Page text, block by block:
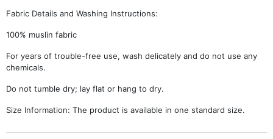
Fabric Details and Washing Instructions:
100% muslin fabric
For years of trouble-free use, wash delicately and do not use any
chemicals.
Do not tumble dry; lay flat or hang to dry.
Size Information: The product is available in one standard size.